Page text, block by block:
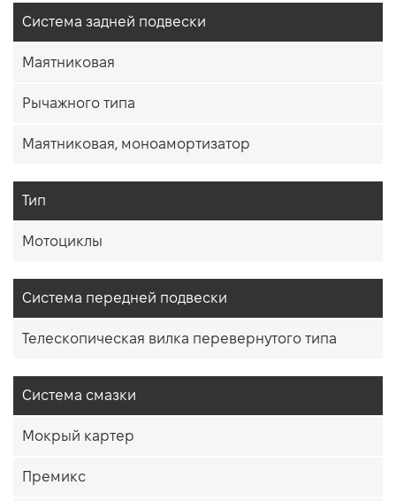
Система задней подвески
Маятниковая
Рычажного типа
Маятниковая, моноамортизатор
Тип
Мотоциклы
Система передней подвески
Телескопическая вилка перевернутого типа
Система смазки
Мокрый картер
Премикс